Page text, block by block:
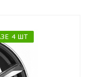
4 ШТ